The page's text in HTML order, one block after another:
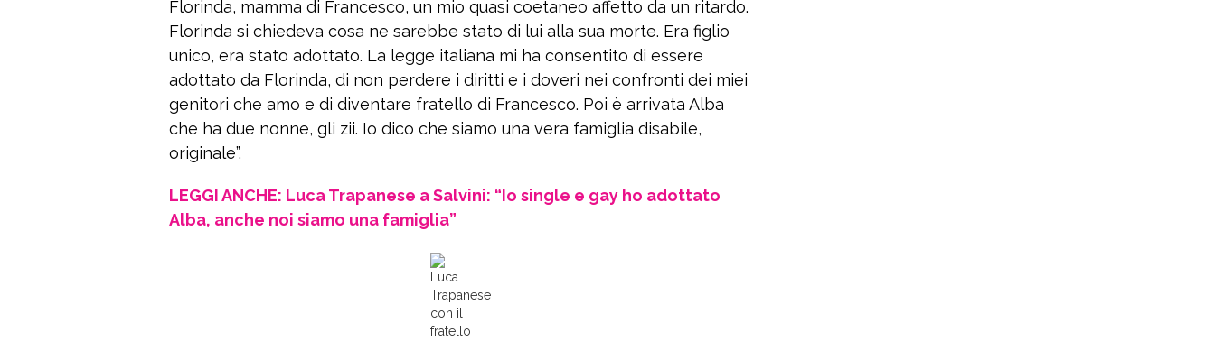
Florinda, mamma di Francesco, un mio quasi coetaneo affetto da un ritardo.
Florinda si chiedeva cosa ne sarebbe stato di lui alla sua morte. Era figlio
unico, era stato adottato. La legge italiana mi ha consentito di essere
adottato da Florinda, di non perdere i diritti e i doveri nei confronti dei miei
genitori che amo e di diventare fratello di Francesco. Poi è arrivata Alba
che ha due nonne, gli zii. Io dico che siamo una vera famiglia disabile,
originale”.
LEGGI ANCHE: Luca Trapanese a Salvini: “Io single e gay ho adottato
Alba, anche noi siamo una famiglia”
Luca
Trapanese
con il
fratello